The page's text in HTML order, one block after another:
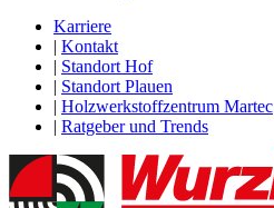
Karriere
| Kontakt
| Standort Hof
| Standort Plauen
| Holzwerkstoffzentrum Martec
| Ratgeber und Trends